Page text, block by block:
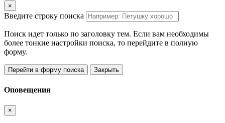
×
Введите строку поиска
Поиск идет только по заголовку тем. Если вам необходимы
более тонкие настройки поиска, то перейдите в полную
форму.
Перейти в форму поиска Закрыть
Оповещения
×